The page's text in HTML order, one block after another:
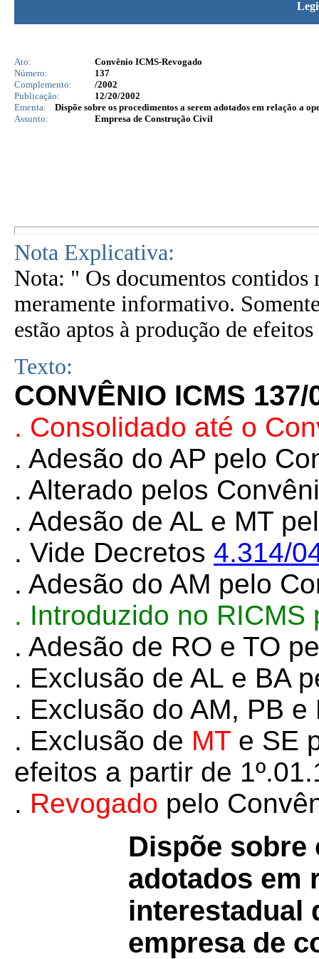
Ato:
Convênio ICMS-Revogado
Número:
137
Complemento:
/2002
Publicação:
12/20/2002
Ementa:
Dispõe sobre os procedimentos a serem adotados em relação a
Assunto:
Empresa de Construção Civil
Nota Explicativa:
Nota: " Os documentos contidos
meramente informativo.
estão aptos à produção de
Texto:
CONVÊNIO ICMS 137/
. Consolidado até o
. Adesão do AP pelo
. Alterado pelos
. Adesão de AL e MT
. Vide Decretos 4.314/
. Adesão do AM pelo
. Introduzido no
. Adesão de RO e TO
. Exclusão de AL e BA
. Exclusão do AM, PB
. Exclusão de MT e SE
efeitos a partir de
. Revogado pelo
Dispõe sobre
adotados em
interestadual
empresa de